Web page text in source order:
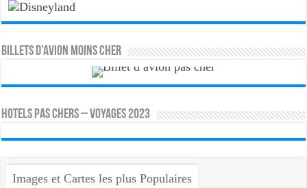
Billets d’avion moins cher
HOTELS PAS CHERS – VOYAGES 2023
Images et Cartes les plus Populaires